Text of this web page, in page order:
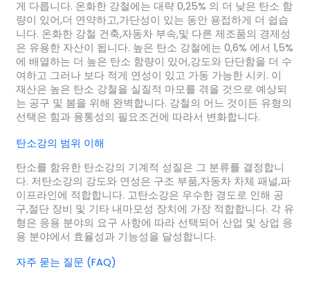
게 다릅니다. 온화한 강철에는 대략 0,25% 의 더 낮은 탄소 함
량이 있어,더 연약하고,가단성이 있는 동안 용접하게 더 쉽습
니다. 온화한 강철 건축,자동차 부속,및 다른 제조품의 경제성
은 유용한 자산이 됩니다. 높은 탄소 강철에는 0,6% 에서 1,5%
에 배열하는 더 높은 탄소 함량이 있어,강도와 단단함을 더 수
여하고 그러나 보다 적게 연성이 있고 가동 가능한 시키. 이
재산은 높은 탄소 강철을 실질적 마모를 겪을 것으로 예상되
는 공구 및 봄을 위해 완벽합니다. 강철의 어느 것이든 유형의
선택은 힘과 융통성의 필요조건에 따라서 변화합니다.
탄소강의 범위 이해
탄소를 함유한 탄소강의 기계적 성질은 그 분류를 결정합니
다. 저탄소강의 강도와 연성은 구조 부품,자동차 차체 패널,파
이프라인에 적합합니다. 고탄소강은 우수한 경도로 인해 공
구,절단 장비 및 기타 내마모성 장치에 가장 적합합니다. 각 유
형은 응용 분야의 요구 사항에 따라 선택되어 산업 및 상업 응
용 분야에서 효율성과 기능성을 달성합니다.
자주 묻는 질문 (FAQ)